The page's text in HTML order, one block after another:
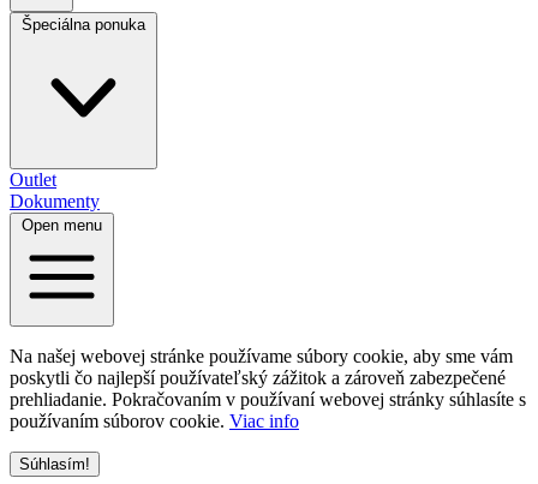
Špeciálna ponuka
Outlet
Dokumenty
Open menu
Na našej webovej stránke používame súbory cookie, aby sme vám
poskytli čo najlepší používateľský zážitok a zároveň zabezpečené
prehliadanie. Pokračovaním v používaní webovej stránky súhlasíte s
používaním súborov cookie. Viac info
Súhlasím!